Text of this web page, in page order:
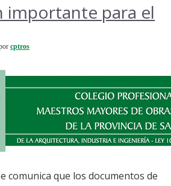
importante para el
cptros
comunica que los documentos de